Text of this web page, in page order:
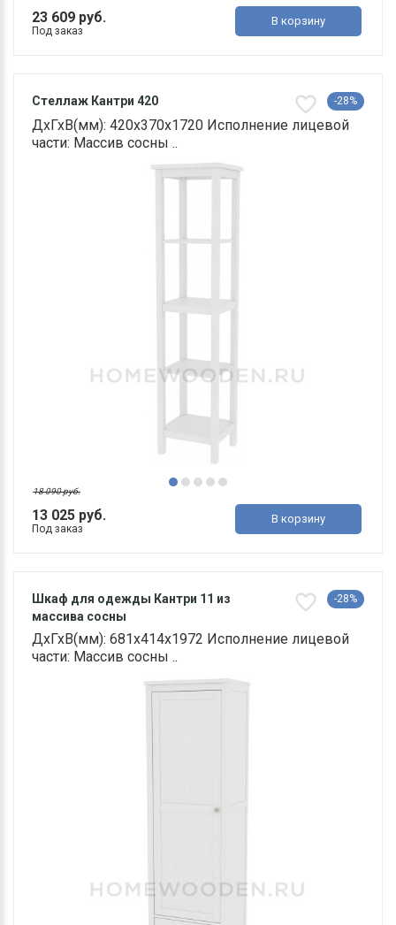
23 609 руб.
Под заказ
В корзину
Стеллаж Кантри 420 -28%
ДхГхВ(мм): 420х370х1720 Исполнение лицевой
части: Массив сосны ..
13 025 руб.
18 090 руб.
Под заказ
В корзину
Шкаф для одежды Кантри 11 из
массива сосны
-28%
ДхГхВ(мм): 681х414х1972 Исполнение лицевой
части: Массив сосны ..